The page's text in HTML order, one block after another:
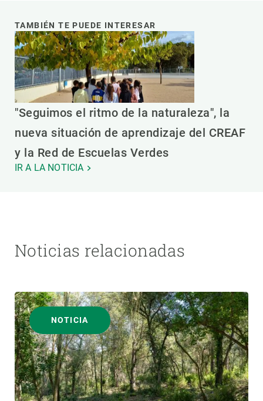
TAMBIÉN TE PUEDE INTERESAR
"Seguimos el ritmo de la naturaleza", la
nueva situación de aprendizaje del CREAF
y la Red de Escuelas Verdes
IR A LA NOTICIA
Noticias relacionadas
NOTICIA